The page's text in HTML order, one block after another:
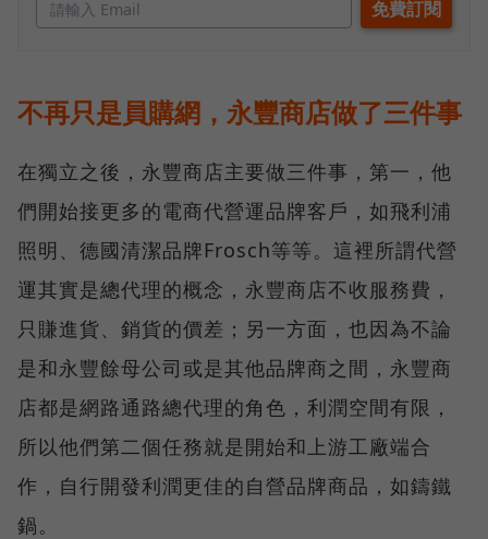
不再只是員購網，永豐商店做了三件事
在獨立之後，永豐商店主要做三件事，第一，他
們開始接更多的電商代營運品牌客戶，如飛利浦
照明、德國清潔品牌Frosch等等。這裡所謂代營
運其實是總代理的概念，永豐商店不收服務費，
只賺進貨、銷貨的價差；另一方面，也因為不論
是和永豐餘母公司或是其他品牌商之間，永豐商
店都是網路通路總代理的角色，利潤空間有限，
所以他們第二個任務就是開始和上游工廠端合
作，自行開發利潤更佳的自營品牌商品，如鑄鐵
鍋。